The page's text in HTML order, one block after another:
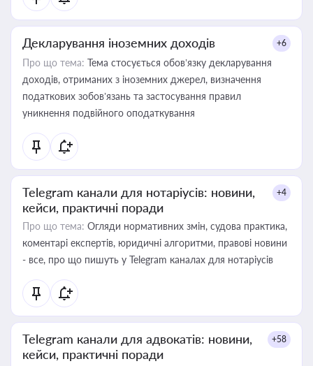
Декларування іноземних доходів +6
Про що тема: Тема стосується обов’язку декларування
доходів, отриманих з іноземних джерел, визначення
податкових зобов’язань та застосування правил
уникнення подвійного оподаткування
Telegram канали для нотаріусів: новини,
кейси, практичні поради
+4
Про що тема: Огляди нормативних змін, судова практика,
коментарі експертів, юридичні алгоритми, правові новини
- все, про що пишуть у Telegram каналах для нотаріусів
Telegram канали для адвокатів: новини,
кейси, практичні поради
+58